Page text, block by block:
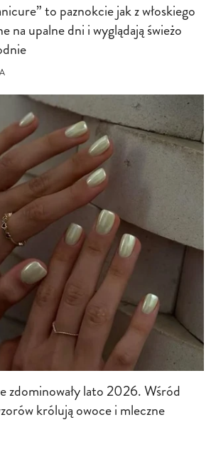
to paznokcie jak z włoskiego
na upalne dni i wyglądają świeżo
zdominowały lato 2026. Wśród
królują owoce i mleczne